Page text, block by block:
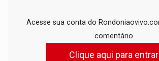
Acesse sua conta do
comentário
Clique aqui para entrar